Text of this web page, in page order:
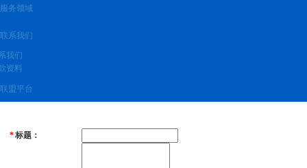
服务领域
联系我们
我们
资料
联盟平台
*标题：